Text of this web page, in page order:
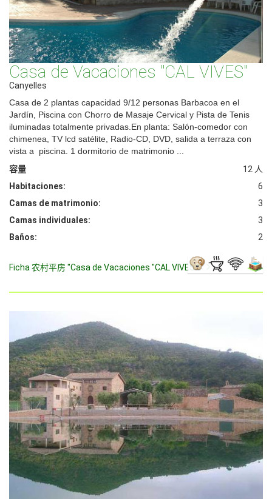
Casa de Vacaciones "CAL VIVES"
Canyelles
Casa de 2 plantas capacidad 9/12 personas Barbacoa en el
Jardín, Piscina con Chorro de Masaje Cervical y Pista de Tenis
iluminadas totalmente privadas.En planta: Salón-comedor con
chimenea, TV lcd satélite, Radio-CD, DVD, salida a terraza con
vista a piscina. 1 dormitorio de matrimonio ...
容量
12 人
Habitaciones:
6
Camas de matrimonio:
3
Camas individuales:
3
Baños:
2
Ficha 农村平房 "Casa de Vacaciones "CAL VIVES""